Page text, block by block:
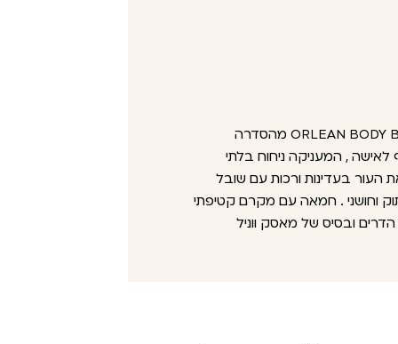
חמאת גוף אורליאן ORLEAN BODY BUTTER 350ML מהסדרה
, המעניקה ניחוח בלתי
בעדינות ורכות עם שובל
וחושני . חמאה עם מקרם קטיפתי
ובסיס של מאסק ווניל